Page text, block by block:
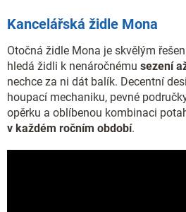
Kancelářská židle Mona
Otočná židle Mona je skvělým
hledá židli k nenáročnému sezení
nechce za ni dát balík. Decentní
houpací mechaniku, pevné
opěrku a oblíbenou kombinaci
v každém ročním období.